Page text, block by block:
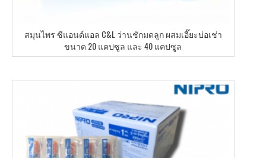
สมุนไพร ซีแอนด์แอล C&L ว่านชักมดลูก ผสมเอี๊ยะบ่อเช่า
ขนาด 20 แคปซูล และ 40 แคปซูล